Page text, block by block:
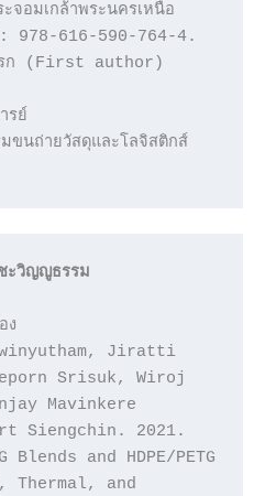
จอมเกล้าพระนครเหนือ
978-616-590-764-4.
แรก (First author)
ขนถ่ายวัสดุและโลจิสติกส์
ะวิญญูธรรม
ง
Jiratti
Srisuk, Wiroj
Mavinkere
Siengchin. 2021.
Blends and HDPE/PETG
Thermal, and